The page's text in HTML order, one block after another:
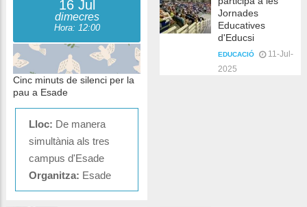
16 Jul
dimecres
Hora: 12:00
Cinc minuts de silenci per la
pau a Esade
Lloc: De manera
simultània als tres
campus d'Esade
Organitza: Esade
Jornades
Educatives
d'Educsi
EDUCACIÓ
11-Jul-
2025